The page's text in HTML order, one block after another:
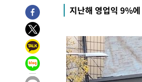
주 날씨]
-12661초 전 >
축구협회 "압수수색·성접
-11178초 전 >
송"
3분 전 >'최고 37도' 폭염 지속…강원동해안
1시간 전 >
[속보]뉴욕증시 상승 마감
지난해 영업익 9%